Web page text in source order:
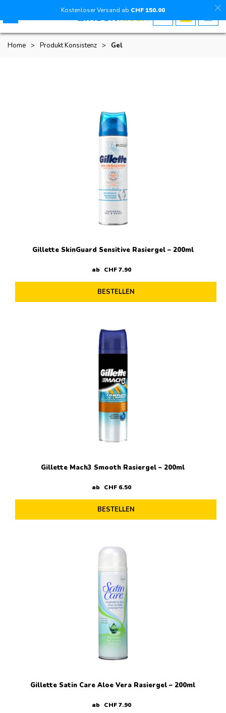
Home > Produkt Konsistenz > Gel
Gillette SkinGuard Sensitive Rasiergel – 200ml
ab CHF7.90
BESTELLEN
Gillette Mach3 Smooth Rasiergel – 200ml
ab CHF 6.50
BESTELLEN
Gillette Satin Care Aloe Vera Rasiergel – 200ml
ab CHF7.90
Kostenloser Versand ab CHF 150.00